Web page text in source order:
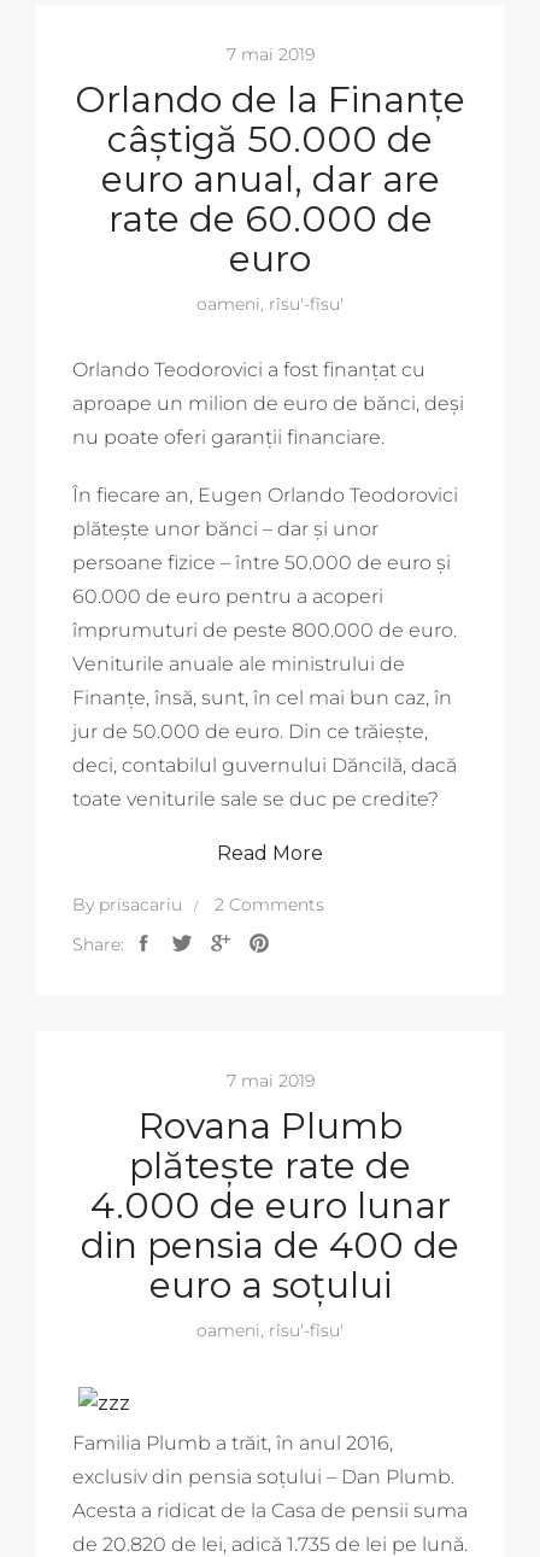
7 mai 2019
Orlando de la Finanțe
câștigă 50.000 de
euro anual, dar are
rate de 60.000 de
euro
oameni, rîsu'-fîsu'
Orlando Teodorovici a fost finanțat cu
aproape un milion de euro de bănci, deși
nu poate oferi garanții financiare.
În fiecare an, Eugen Orlando Teodorovici
plătește unor bănci – dar și unor
persoane fizice – între 50.000 de euro și
60.000 de euro pentru a acoperi
împrumuturi de peste 800.000 de euro.
Veniturile anuale ale ministrului de
Finanțe, însă, sunt, în cel mai bun caz, în
jur de 50.000 de euro. Din ce trăiește,
deci, contabilul guvernului Dăncilă, dacă
toate veniturile sale se duc pe credite?
Read More
By prisacariu
2 Comments
Share:
7 mai 2019
Rovana Plumb
plătește rate de
4.000 de euro lunar
din pensia de 400 de
euro a soțului
oameni, rîsu'-fîsu'
Familia Plumb a trăit, în anul 2016,
exclusiv din pensia soțului – Dan Plumb.
Acesta a ridicat de la Casa de pensii suma
de 20.820 de lei, adică 1.735 de lei pe lună.